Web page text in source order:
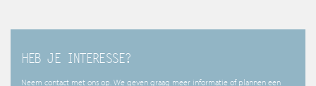
HEB JE INTERESSE?
Neem contact met ons op. We geven graag meer informatie of plannen een